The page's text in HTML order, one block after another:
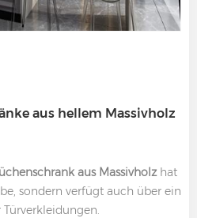
aus hellem Massivholz
aus Massivholz hat
sondern verfügt auch über ein